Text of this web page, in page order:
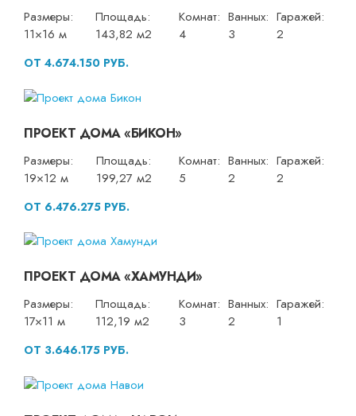
Размеры:
11×16 м
Площадь:
143,82 м2
Комнат:
4
Ванных:
3
Гаражей:
2
ОТ 4.674.150 РУБ.
ПРОЕКТ ДОМА «БИКОН»
Размеры:
19×12 м
Площадь:
199,27 м2
Комнат:
5
Ванных:
2
Гаражей:
2
ОТ 6.476.275 РУБ.
ПРОЕКТ ДОМА «ХАМУНДИ»
Размеры:
17×11 м
Площадь:
112,19 м2
Комнат:
3
Ванных:
2
Гаражей:
1
ОТ 3.646.175 РУБ.